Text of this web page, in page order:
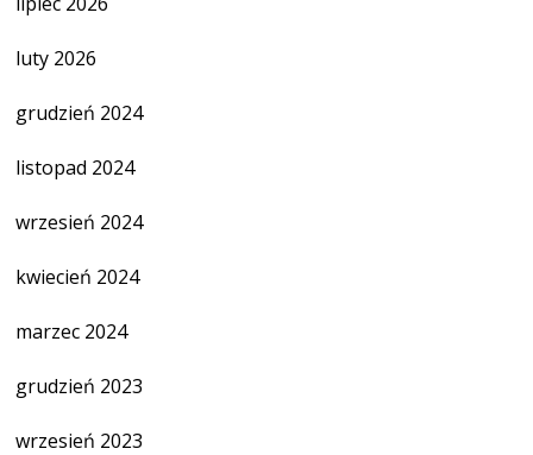
luty 2026
grudzień 2024
listopad 2024
wrzesień 2024
kwiecień 2024
marzec 2024
grudzień 2023
wrzesień 2023